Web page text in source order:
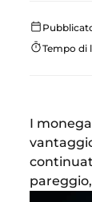
Tempo di
I